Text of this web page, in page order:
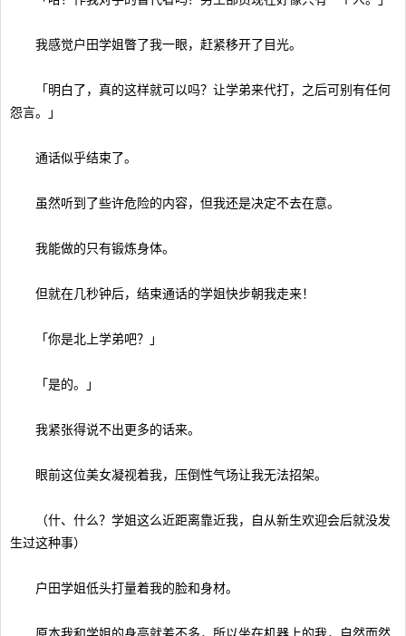
我感觉户田学姐瞥了我一眼，赶紧移开了目光。
「明白了，真的这样就可以吗？让学弟来代打，之后可别有任何
怨言。」
通话似乎结束了。
虽然听到了些许危险的内容，但我还是决定不去在意。
我能做的只有锻炼身体。
但就在几秒钟后，结束通话的学姐快步朝我走来！
「你是北上学弟吧？」
「是的。」
我紧张得说不出更多的话来。
眼前这位美女凝视着我，压倒性气场让我无法招架。
（什、什么？学姐这么近距离靠近我，自从新生欢迎会后就没发
生过这种事）
户田学姐低头打量着我的脸和身材。